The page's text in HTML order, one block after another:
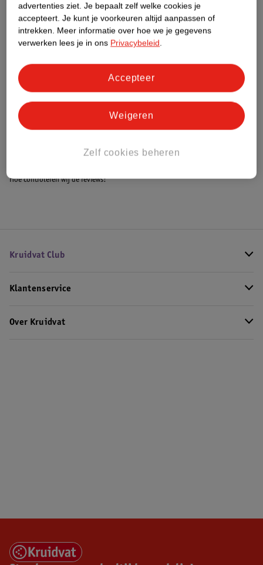
Dit product heeft (nog) geen Nature
Impact Score.
Meer informatie
Bestel & Bezorginformatie
Bekijk ook
Hoe controleren wij de reviews?
Kruidvat Club
Klantenservice
Over Kruidvat
advertenties ziet. Je bepaalt zelf welke cookies je
accepteert. Je kunt je voorkeuren altijd aanpassen of
intrekken. Meer informatie over hoe we je gegevens
verwerken lees je in ons Privacybeleid.
Zelf cookies beheren
Weigeren
Accepteer